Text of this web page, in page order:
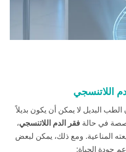
اللاتنسجي
البديل لا يمكن أن يكون بديلاً
في حالة فقر الدم اللاتنسجي،
المناعية. ومع ذلك، يمكن لبعض
جودة الحياة: